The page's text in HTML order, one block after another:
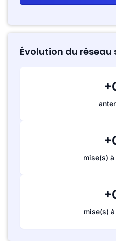
Évolution du réseau
mise(s)
mise(s)